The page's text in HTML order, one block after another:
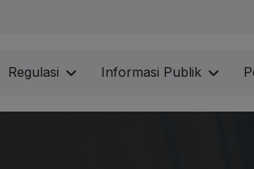
Regulasi Informasi Publik